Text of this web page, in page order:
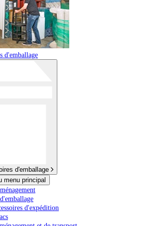
d'emballage
d'emballage
menu principal
d'expédition